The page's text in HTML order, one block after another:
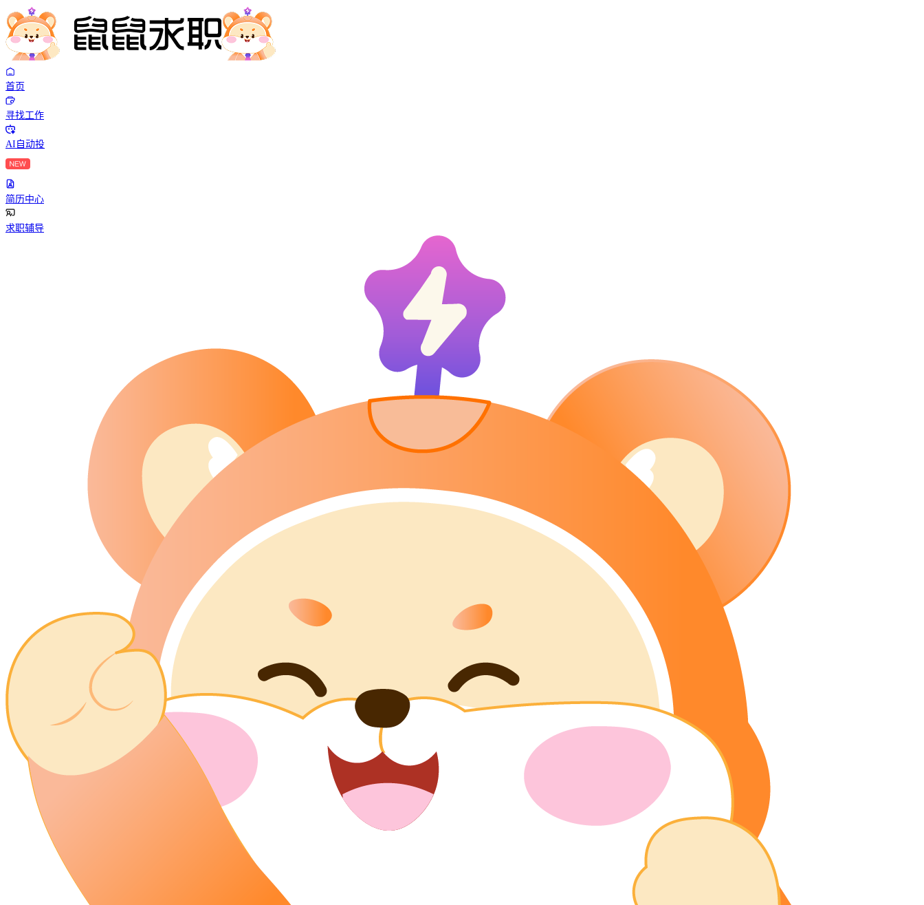
首页
寻找工作
AI自动投
简历中心
求职辅导